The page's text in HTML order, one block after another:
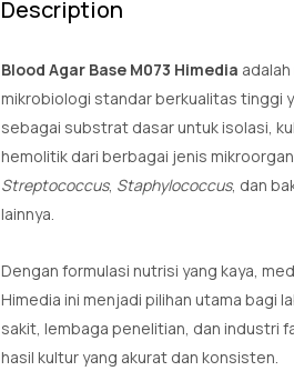
Description
Blood Agar Base M073 Himedia
mikrobiologi standar berkualitas tinggi
sebagai substrat dasar untuk isolasi,
hemolitik dari berbagai jenis
Streptococcus, Staphylococcus, dan
lainnya.
Dengan formulasi nutrisi yang kaya,
Himedia ini menjadi pilihan utama bagi
sakit, lembaga penelitian, dan industri
hasil kultur yang akurat dan konsisten.